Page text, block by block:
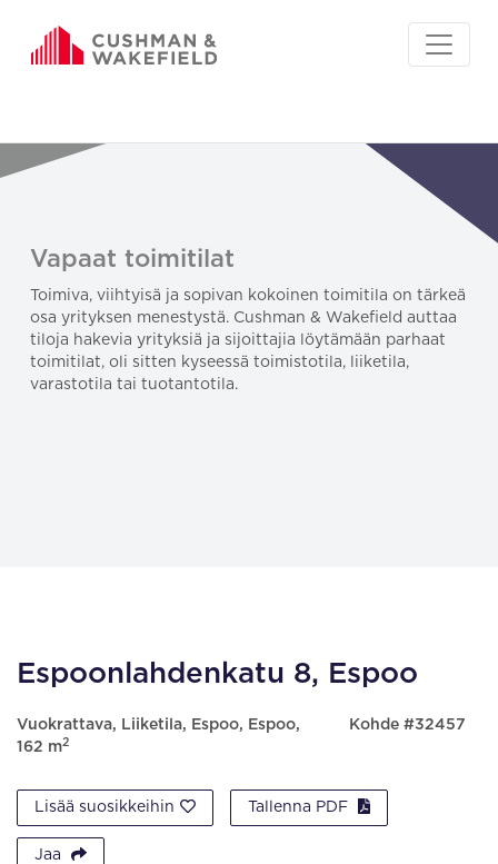
Vapaat toimitilat
Toimiva, viihtyisä ja sopivan kokoinen toimitila on tärkeä
osa yrityksen menestystä. Cushman & Wakefield auttaa
tiloja hakevia yrityksiä ja sijoittajia löytämään parhaat
toimitilat, oli sitten kyseessä toimistotila, liiketila,
varastotila tai tuotantotila.
Espoonlahdenkatu 8, Espoo
Vuokrattava, Liiketila, Espoo, Espoo,
162 m2
Kohde #32457
Lisää suosikkeihin Tallenna PDF
Jaa